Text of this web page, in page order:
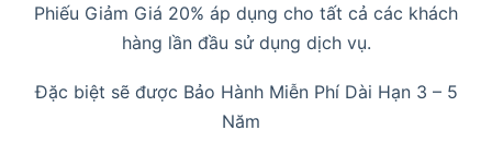
Phiếu Giảm Giá 20% áp dụng cho tất cả các khách
hàng lần đầu sử dụng dịch vụ.
Đặc biệt sẽ được Bảo Hành Miễn Phí Dài Hạn 3 – 5
Năm